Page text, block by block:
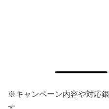
※キャンペーン内容や対応